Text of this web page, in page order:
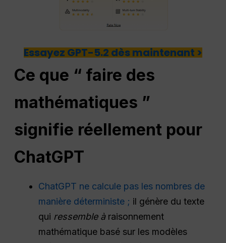
Essayez GPT-5.2 dès maintenant >
Ce que “ faire des
mathématiques ”
signifie réellement pour
ChatGPT
ChatGPT ne calcule pas les nombres de
manière déterministe ; il génère du texte
qui ressemble àraisonnement
mathématique basé sur les modèles